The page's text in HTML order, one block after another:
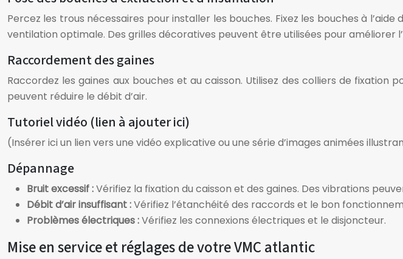
Percez les trous nécessaires pour installer les bouches. Fixez les bouches à
ventilation optimale. Des grilles décoratives peuvent être utilisées pour améliorer
Raccordement des gaines
Raccordez les gaines aux bouches et au caisson. Utilisez des colliers de
peuvent réduire le débit d’air.
Tutoriel vidéo (lien à ajouter ici)
(Insérer ici un lien vers une vidéo explicative ou une série d’images animées
Dépannage
Bruit excessif :Vérifiez la fixation du caisson et des gaines. Des vibrations
Débit d’air insuffisant :Vérifiez l’étanchéité des raccords et le bon
Problèmes électriques :Vérifiez les connexions électriques et le disjoncteur.
Mise en service et réglages de votre VMC atlantic